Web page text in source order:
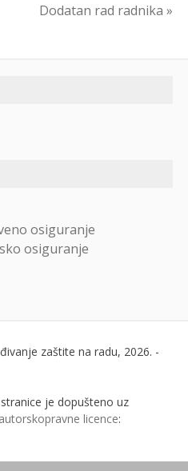
Dodatan rad radnika »
osiguranje
osiguranje
zaštite na radu, 2026. -
je dopušteno uz
licence: